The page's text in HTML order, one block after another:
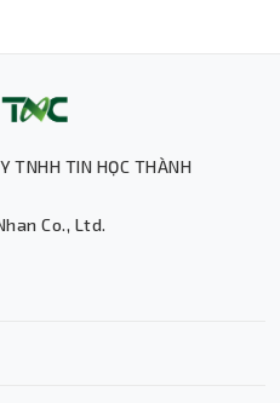
TIN HỌC THÀNH
Co., Ltd.
tức thì